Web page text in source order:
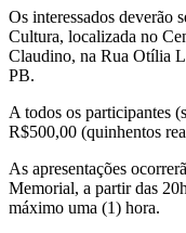
Os interessados deverão
Cultura, localizada no
Claudino, na Rua Otília
PB.
A todos os participantes
R$500,00 (quinhentos
As apresentações
Memorial, a partir das
máximo uma (1) hora.